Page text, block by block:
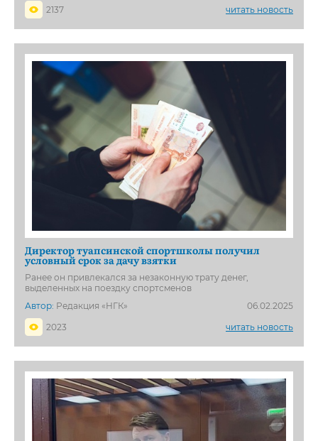
2137
читать новость
Директор туапсинской спортшколы получил
условный срок за дачу взятки
Ранее он привлекался за незаконную трату денег,
выделенных на поездку спортсменов
Автор: Редакция «НГК»
06.02.2025
2023
читать новость